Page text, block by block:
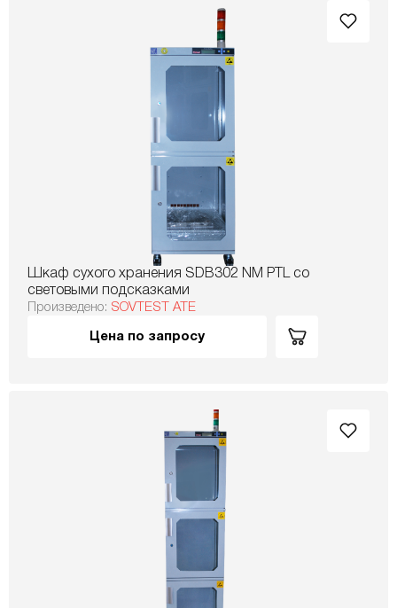
Шкаф сухого хранения SDB302 NM PTL со
световыми подсказками
Произведено: SOVTEST ATE
Цена по запросу